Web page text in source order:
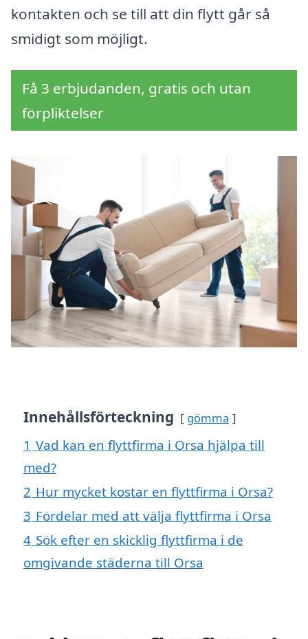
kontakten och se till att din flytt går så
smidigt som möjligt.
Få 3 erbjudanden, gratis och utan
förpliktelser
Innehållsförteckning gömma
1 Vad kan en flyttfirma i Orsa hjälpa till
med?
2 Hur mycket kostar en flyttfirma i Orsa?
3 Fördelar med att välja flyttfirma i Orsa
4 Sök efter en skicklig flyttfirma i de
omgivande städerna till Orsa